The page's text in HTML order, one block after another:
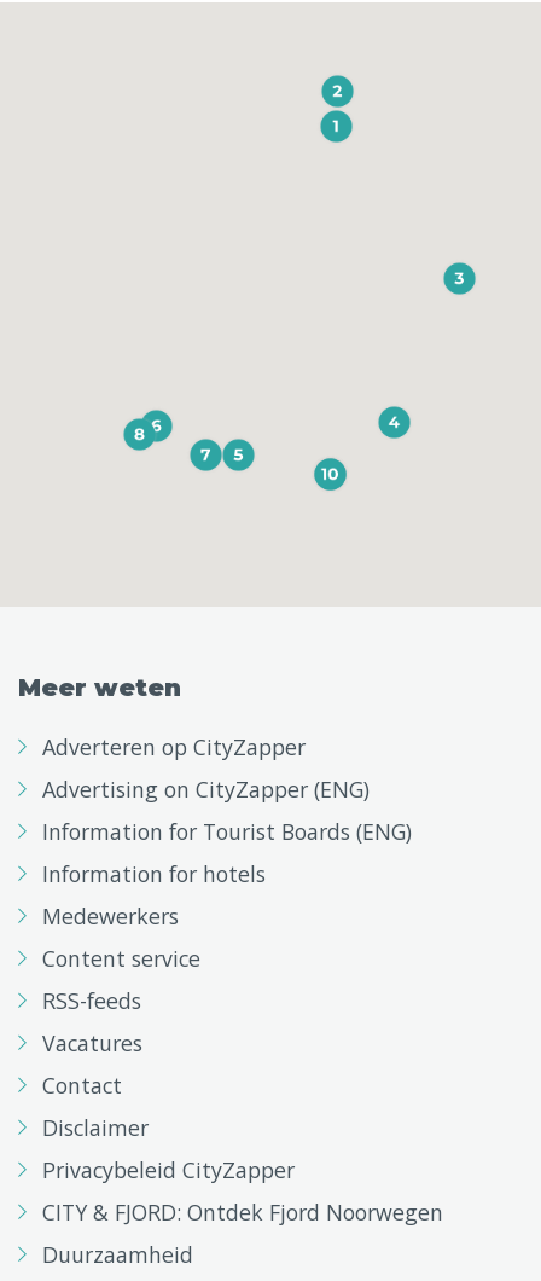
Meer weten
Adverteren op CityZapper
Advertising on CityZapper (ENG)
Information for Tourist Boards (ENG)
Information for hotels
Medewerkers
Content service
RSS-feeds
Vacatures
Contact
Disclaimer
Privacybeleid CityZapper
CITY & FJORD: Ontdek Fjord Noorwegen
Duurzaamheid